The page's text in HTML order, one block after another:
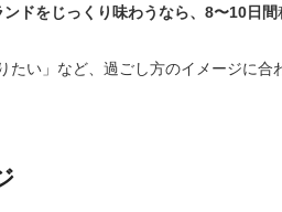
ンドをじっくり味わうなら、8〜10日間
たい」など、過ごし方のイメージに